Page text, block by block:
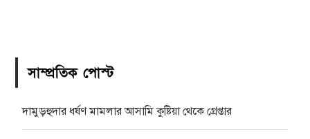
সাম্প্রতিক পোস্ট
দামুড়হুদার ধর্ষণ মামলার আসামি কুষ্টিয়া থেকে গ্রেপ্তার